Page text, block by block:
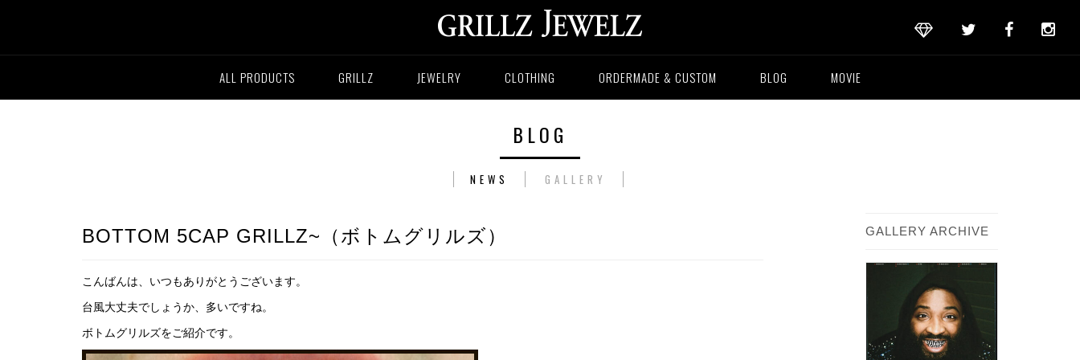
ALL PRODUCTS GRILLZ JEWELRY CLOTHING ORDERMADE & CUSTOM BLOG MOVIE
BLOG
NEWS GALLERY
BOTTOM 5CAP GRILLZ~（ボトムグリルズ）
こんばんは、いつもありがとうございます。
台風大丈夫でしょうか、多いですね。
ボトムグリルズをご紹介です。
GALLERY ARCHIVE